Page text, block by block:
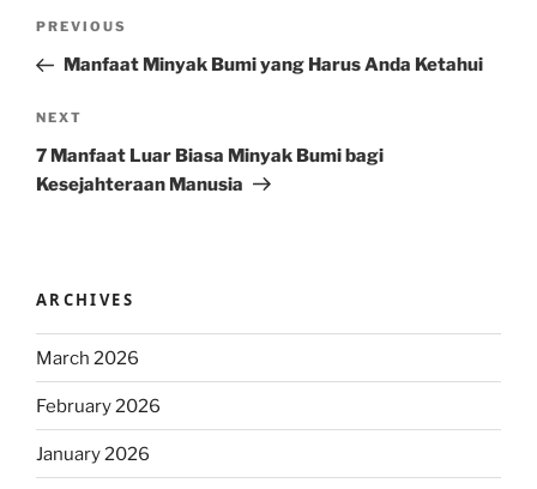
Previous
Post
PREVIOUS
Manfaat Minyak Bumi yang Harus Anda Ketahui
Next
Post
NEXT
7 Manfaat Luar Biasa Minyak Bumi bagi
Kesejahteraan Manusia
ARCHIVES
March 2026
February 2026
January 2026